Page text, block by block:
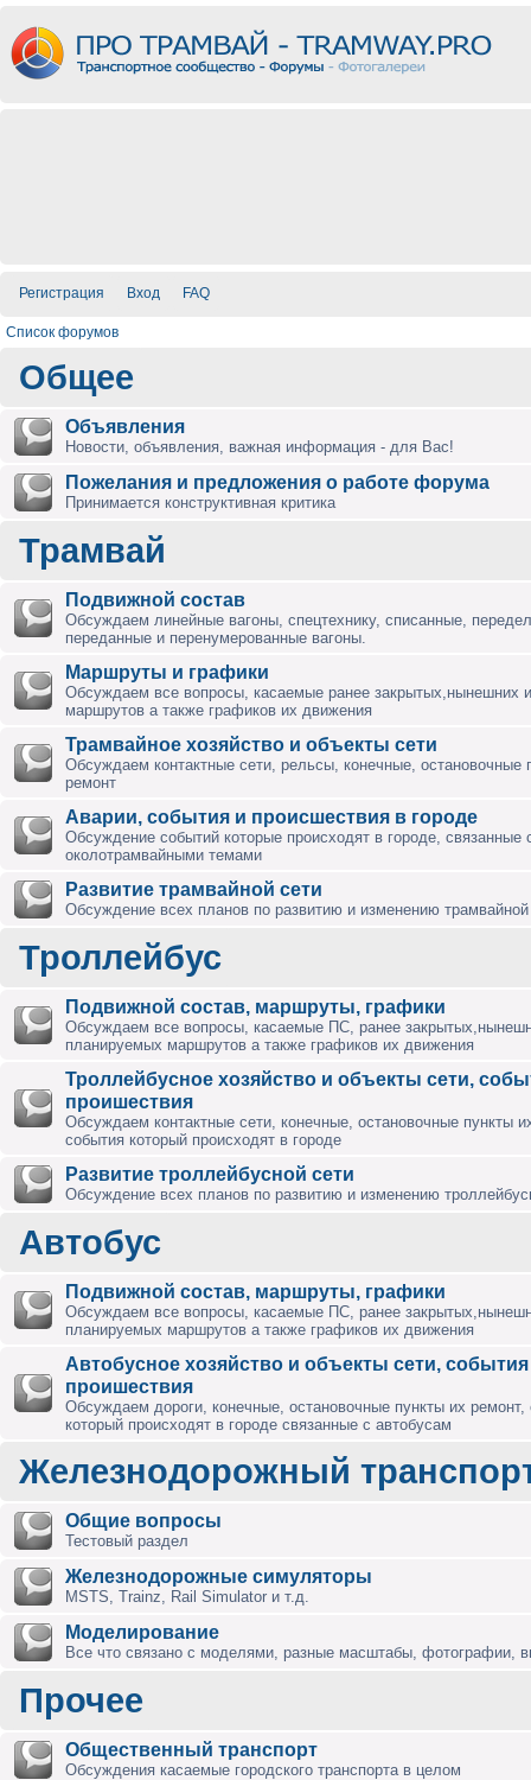
Регистрация Вход FAQ
Список форумов
Общее
Объявления
Новости, объявления, важная информация - для Вас!
Пожелания и предложения о работе форума
Принимается конструктивная критика
Трамвай
Подвижной состав
Обсуждаем линейные вагоны, спецтехнику, списанные,
переданные и перенумерованные вагоны.
Маршруты и графики
Обсуждаем все вопросы, касаемые ранее закрытых,нынешних
маршрутов а также графиков их движения
Трамвайное хозяйство и объекты сети
Обсуждаем контактные сети, рельсы, конечные, остановочные
ремонт
Аварии, события и происшествия в городе
Обсуждение событий которые происходят в городе, связанные
околотрамвайными темами
Развитие трамвайной сети
Обсуждение всех планов по развитию и изменению трамвайной
Троллейбус
Подвижной состав, маршруты, графики
Обсуждаем все вопросы, касаемые ПС, ранее
планируемых маршрутов а также графиков их движения
Троллейбусное хозяйство и объекты сети,
проишествия
Обсуждаем контактные сети, конечные, остановочные пункты
события который происходят в городе
Развитие троллейбусной сети
Обсуждение всех планов по развитию и изменению
Автобус
Подвижной состав, маршруты, графики
Обсуждаем все вопросы, касаемые ПС, ранее
планируемых маршрутов а также графиков их движения
Автобусное хозяйство и объекты сети,
проишествия
Обсуждаем дороги, конечные, остановочные пункты их ремонт,
который происходят в городе связанные с автобусам
Железнодорожный
Общие вопросы
Тестовый раздел
Железнодорожные симуляторы
MSTS, Trainz, Rail Simulator и т.д.
Моделирование
Все что связано с моделями, разные масштабы, фотографии,
Прочее
Общественный транспорт
Обсуждения касаемые городского транспорта в целом